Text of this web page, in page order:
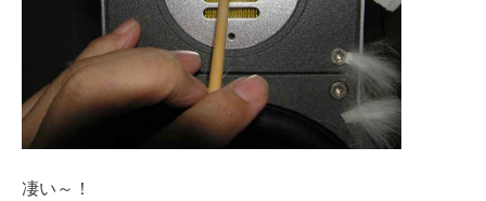
凄い～！